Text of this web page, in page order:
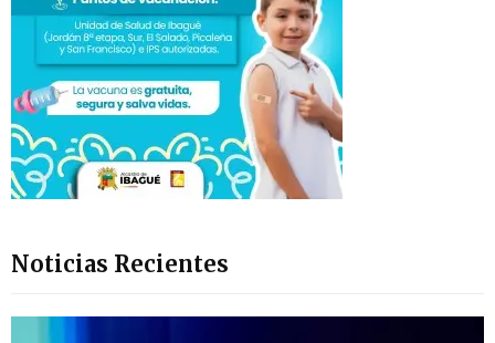
Noticias Recientes